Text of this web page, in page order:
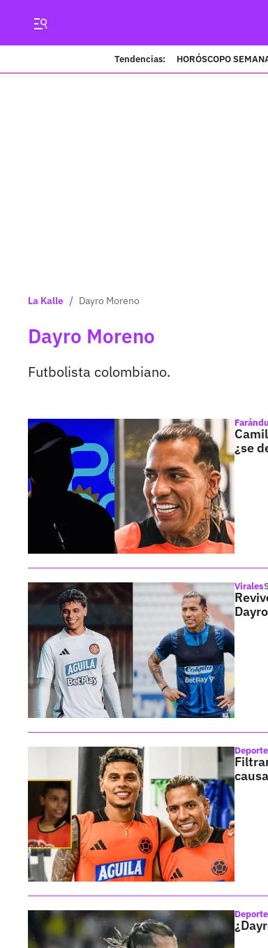
Tendencias: HORÓSCOPO
La Kalle / Dayro Moreno
Dayro Moreno
Futbolista colombiano.
¿se
Virales